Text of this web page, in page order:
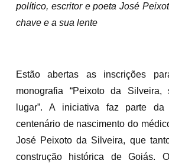
político, escritor e poeta José
chave e a sua lente
Estão abertas as inscrições
monografia “Peixoto da
lugar”. A iniciativa faz parte da
centenário de nascimento do
José Peixoto da Silveira, que
construção histórica de Goiás.